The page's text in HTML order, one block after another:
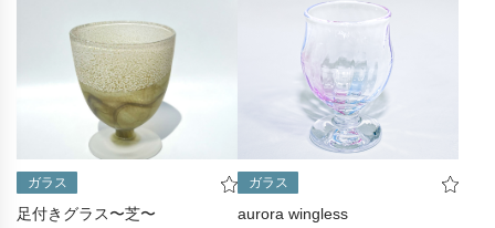
ガラス
足付きグラス〜芝〜
ガラス
aurora wingless